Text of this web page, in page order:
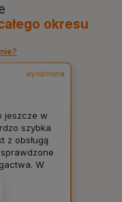
okresu
wyróżniona
jeszcze w
szybka
z obsługą
W